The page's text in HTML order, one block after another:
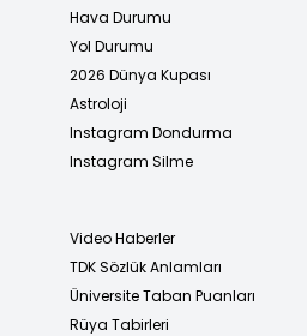
Hava Durumu
Yol Durumu
2026 Dünya Kupası
Astroloji
Instagram Dondurma
Instagram Silme
Video Haberler
TDK Sözlük Anlamları
Üniversite Taban Puanları
Rüya Tabirleri